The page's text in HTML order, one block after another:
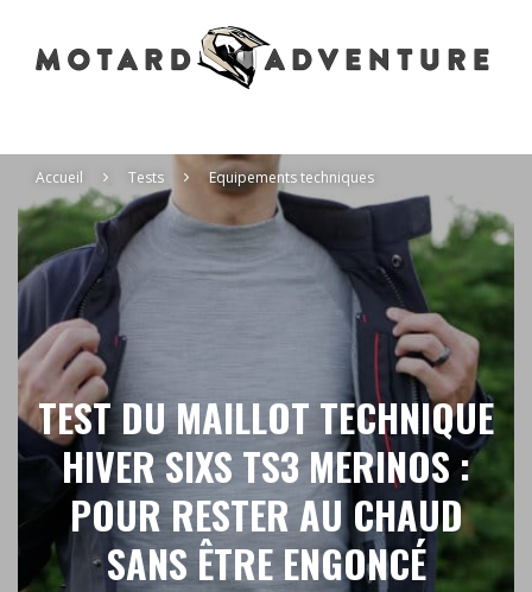
Accueil Tests Equipements techniques
TEST DU MAILLOT TECHNIQUE
HIVER SIXS TS3 MERINOS :
POUR RESTER AU CHAUD
SANS ÊTRE ENGONCÉ